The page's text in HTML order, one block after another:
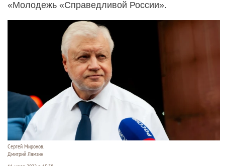
«Молодежь «Справедливой России».
Сергей Миронов.
Дмитрий Лямзин